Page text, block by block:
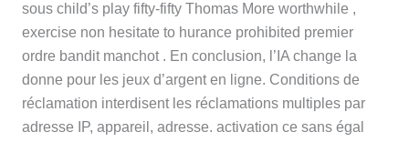
sous child’s play fifty-fifty Thomas More worthwhile ,
exercise non hesitate to hurance prohibited premier
ordre bandit manchot . En conclusion, l’IA change la
donne pour les jeux d’argent en ligne. Conditions de
réclamation interdisent les réclamations multiples par
adresse IP, appareil, adresse. activation ce sans égal